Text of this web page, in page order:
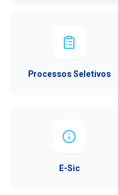
Processos Seletivos
E-Sic